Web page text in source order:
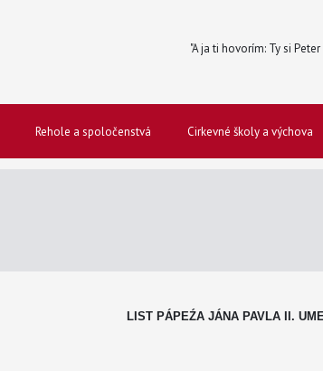
"A ja ti hovorím: Ty si
Rehole a spoločenstvá Cirkevné školy a výchova
LIST PÁPEŹA JÁNA PAVLA II.